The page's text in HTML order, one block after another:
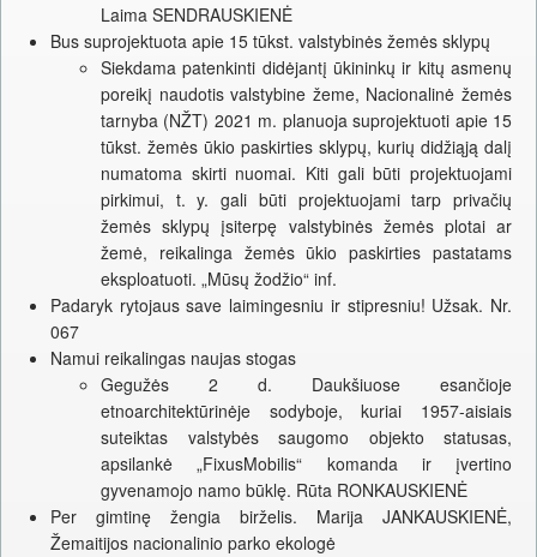
Laima SENDRAUSKIENĖ
Bus suprojektuota apie 15 tūkst. valstybinės žemės sklypų
Siekdama patenkinti didėjantį ūkininkų ir kitų asmenų
poreikį naudotis valstybine žeme, Nacionalinė žemės
tarnyba (NŽT) 2021 m. planuoja suprojektuoti apie 15
tūkst. žemės ūkio paskirties sklypų, kurių didžiąją dalį
numatoma skirti nuomai. Kiti gali būti projektuojami
pirkimui, t. y. gali būti projektuojami tarp privačių
žemės sklypų įsiterpę valstybinės žemės plotai ar
žemė, reikalinga žemės ūkio paskirties pastatams
eksploatuoti. „Mūsų žodžio“ inf.
Padaryk rytojaus save laimingesniu ir stipresniu! Užsak. Nr.
067
Namui reikalingas naujas stogas
Gegužės 2 d. Daukšiuose esančioje
etnoarchitektūrinėje sodyboje, kuriai 1957-aisiais
suteiktas valstybės saugomo objekto statusas,
apsilankė „FixusMobilis“ komanda ir įvertino
gyvenamojo namo būklę. Rūta RONKAUSKIENĖ
Per gimtinę žengia birželis. Marija JANKAUSKIENĖ,
Žemaitijos nacionalinio parko ekologė